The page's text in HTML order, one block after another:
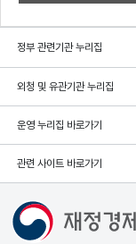
정부 관련기관 누리집
외청 및 유관기관 누리집
운영 누리집 바로가기
관련 사이트 바로가기